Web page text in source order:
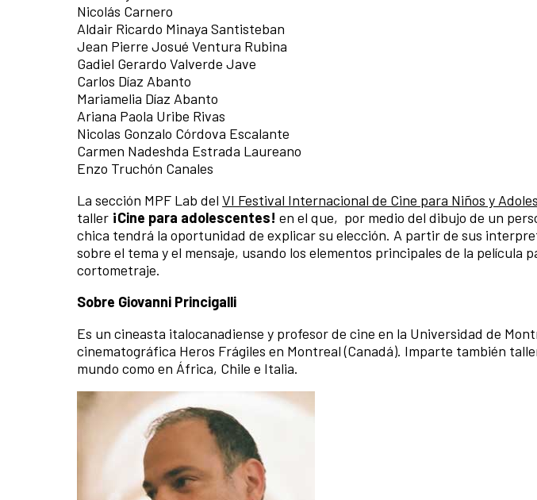
Nicolás Carnero
Aldair Ricardo Minaya Santisteban
Jean Pierre Josué Ventura Rubina
Gadiel Gerardo Valverde Jave
Carlos Díaz Abanto
Mariamelia Díaz Abanto
Ariana Paola Uribe Rivas
Nicolas Gonzalo Córdova Escalante
Carmen Nadeshda Estrada Laureano
Enzo Truchón Canales
La sección MPF Lab del VI Festival Internacional de Cine para Niños y
taller ¡Cine para adolescentes! en el que, por medio del dibujo de un
chica tendrá la oportunidad de explicar su elección. A partir de sus
sobre el tema y el mensaje, usando los elementos principales de la película
cortometraje.
Sobre Giovanni Princigalli
Es un cineasta italocanadiense y profesor de cine en la Universidad de
cinematográfica Heros Frágiles en Montreal (Canadá). Imparte también
mundo como en África, Chile e Italia.